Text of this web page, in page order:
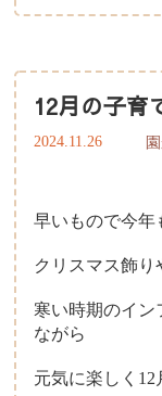
12月の子育
2024.11.26
早いもので今年
クリスマス飾り
寒い時期のイン
ながら
元気に楽しく